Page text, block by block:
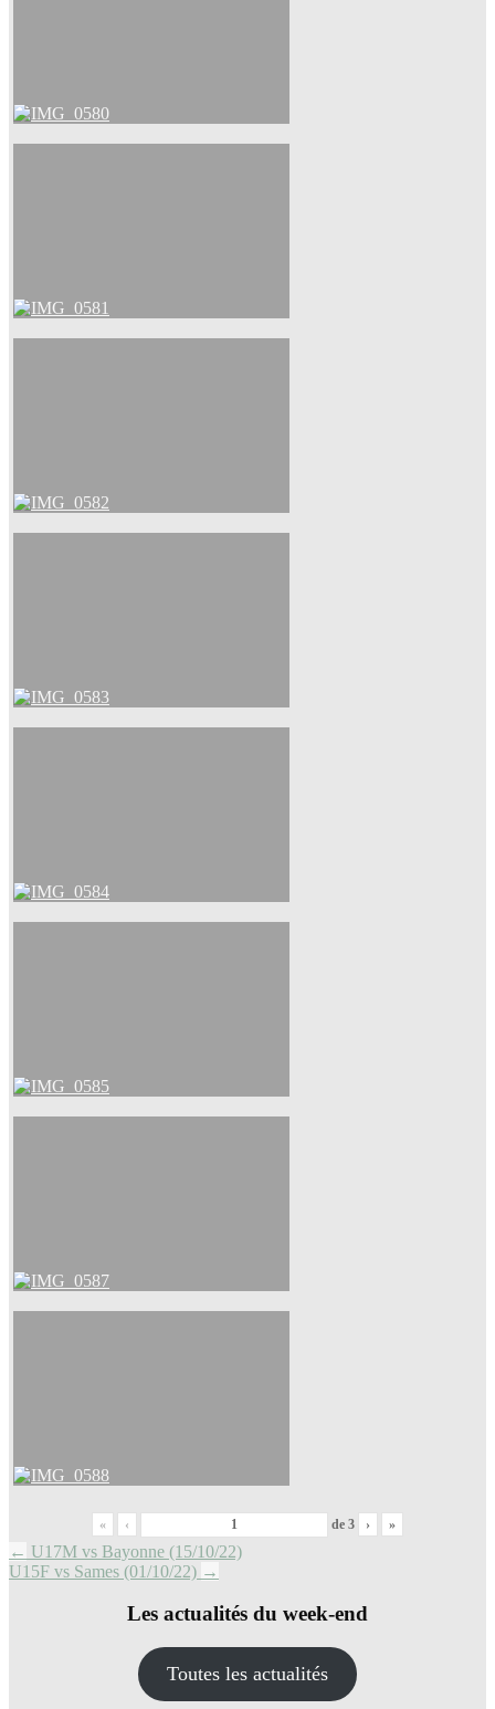
« ‹ de 3 › »
Navigation
des
← U17M vs Bayonne (15/10/22)
U15F vs Sames (01/10/22) →
Les actualités du week-end
Toutes les actualités